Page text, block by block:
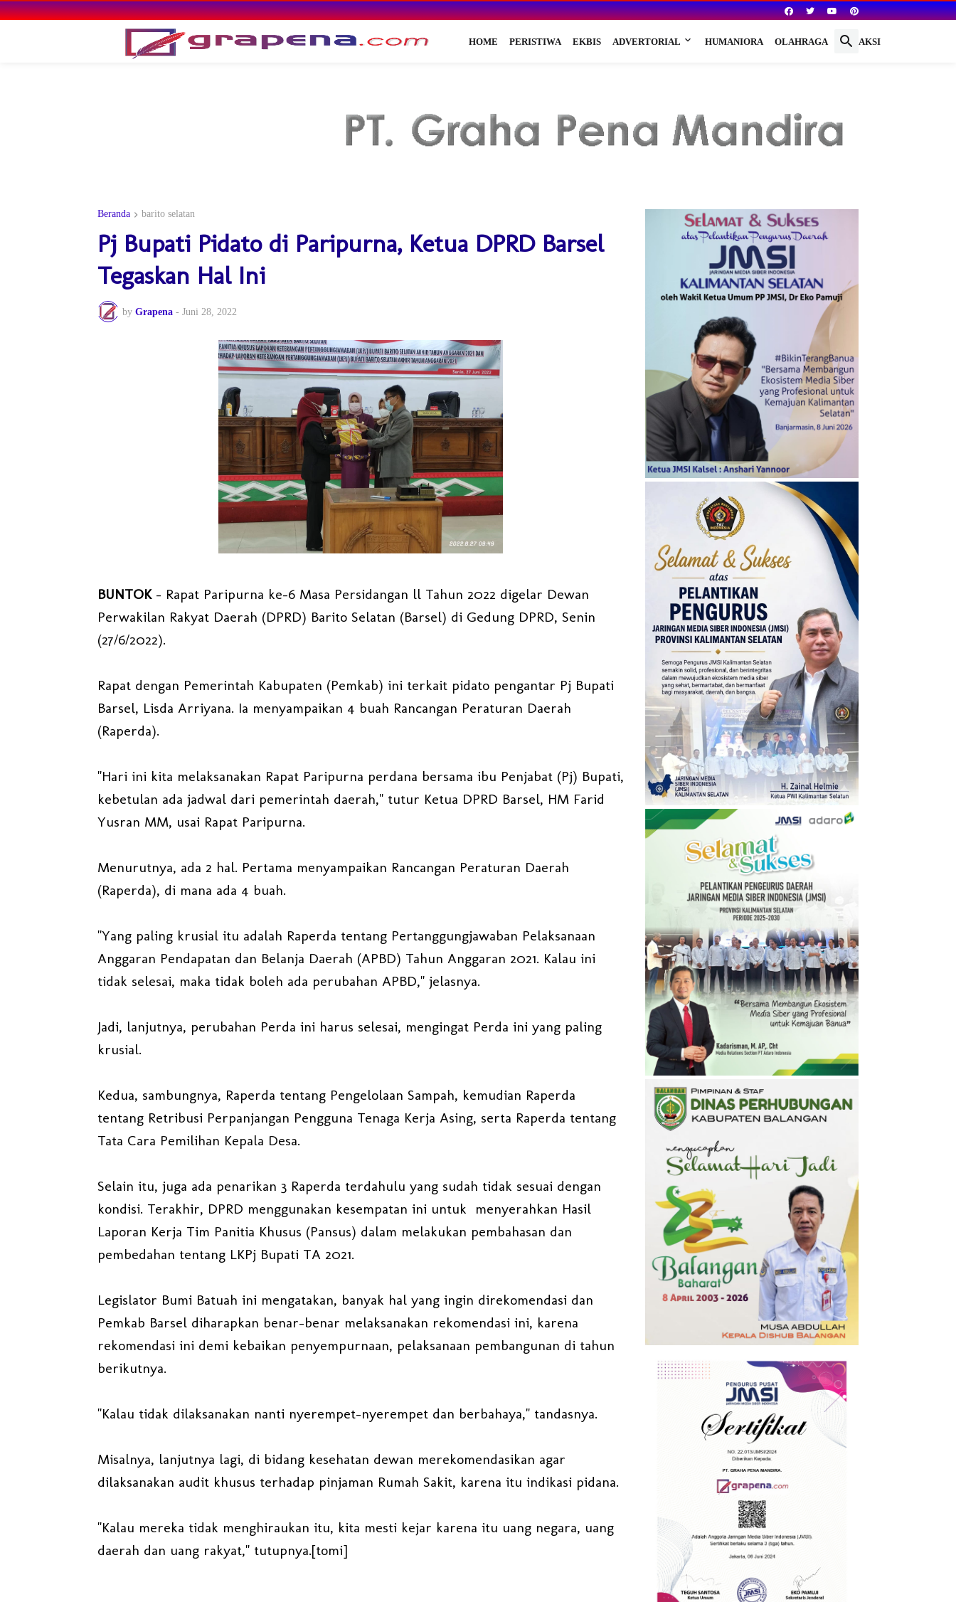
HOME PERISTIWA EKBIS ADVERTORIAL HUMANIORA OLAHRAGA REDAKSI
Beranda barito selatan
Pj Bupati Pidato di Paripurna, Ketua DPRD Barsel
Tegaskan Hal Ini
by Grapena - Juni 28, 2022
BUNTOK- Rapat Paripurna ke-6 Masa Persidangan ll Tahun 2022 digelar Dewan
Perwakilan Rakyat Daerah (DPRD) Barito Selatan (Barsel) di Gedung DPRD, Senin
(27/6/2022).
Rapat dengan Pemerintah Kabupaten (Pemkab) ini terkait pidato pengantar Pj Bupati
Barsel, Lisda Arriyana. Ia menyampaikan 4 buah Rancangan Peraturan Daerah
(Raperda).
"Hari ini kita melaksanakan Rapat Paripurna perdana bersama ibu Penjabat (Pj) Bupati,
kebetulan ada jadwal dari pemerintah daerah," tutur Ketua DPRD Barsel, HM Farid
Yusran MM, usai Rapat Paripurna.
Menurutnya, ada 2 hal. Pertama menyampaikan Rancangan Peraturan Daerah
(Raperda), di mana ada 4 buah.
"Yang paling krusial itu adalah Raperda tentang Pertanggungjawaban Pelaksanaan
Anggaran Pendapatan dan Belanja Daerah (APBD) Tahun Anggaran 2021. Kalau ini
tidak selesai, maka tidak boleh ada perubahan APBD," jelasnya.
Jadi, lanjutnya, perubahan Perda ini harus selesai, mengingat Perda ini yang paling
krusial.
Kedua, sambungnya, Raperda tentang Pengelolaan Sampah, kemudian Raperda
tentang Retribusi Perpanjangan Pengguna Tenaga Kerja Asing, serta Raperda tentang
Tata Cara Pemilihan Kepala Desa.
Selain itu, juga ada penarikan 3 Raperda terdahulu yang sudah tidak sesuai dengan
kondisi. Terakhir, DPRD menggunakan kesempatan ini untuk menyerahkan Hasil
Laporan Kerja Tim Panitia Khusus (Pansus) dalam melakukan pembahasan dan
pembedahan tentang LKPj Bupati TA 2021.
Legislator Bumi Batuah ini mengatakan, banyak hal yang ingin direkomendasi dan
Pemkab Barsel diharapkan benar-benar melaksanakan rekomendasi ini, karena
rekomendasi ini demi kebaikan penyempurnaan, pelaksanaan pembangunan di tahun
berikutnya.
"Kalau tidak dilaksanakan nanti nyerempet-nyerempet dan berbahaya," tandasnya.
Misalnya, lanjutnya lagi, di bidang kesehatan dewan merekomendasikan agar
dilaksanakan audit khusus terhadap pinjaman Rumah Sakit, karena itu indikasi pidana.
"Kalau mereka tidak menghiraukan itu, kita mesti kejar karena itu uang negara, uang
daerah dan uang rakyat," tutupnya.[tomi]